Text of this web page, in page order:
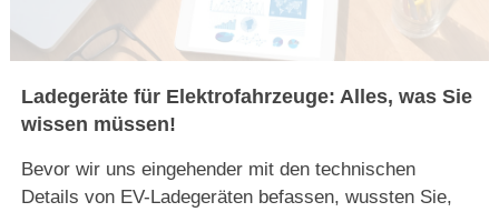
Ladegeräte für Elektrofahrzeuge: Alles, was Sie
wissen müssen!
Bevor wir uns eingehender mit den technischen
Details von EV-Ladegeräten befassen, wussten Sie,